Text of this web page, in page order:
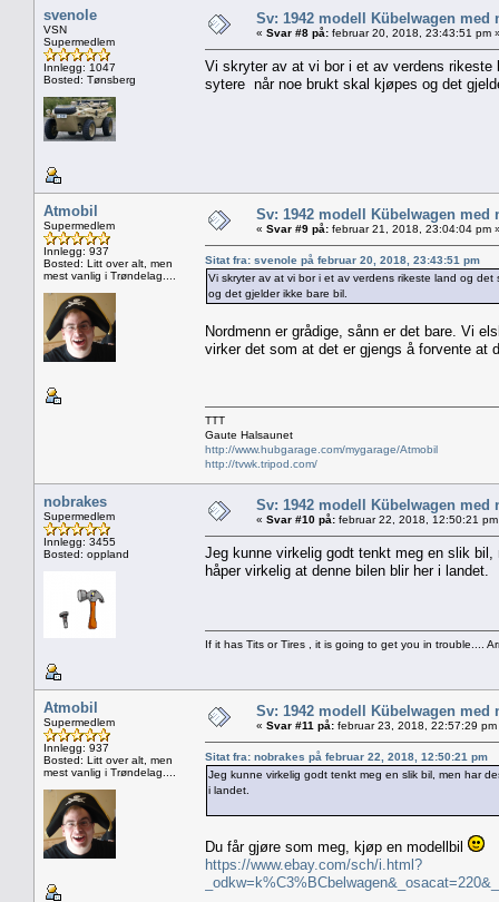
svenole
VSN
Supermedlem
Innlegg: 1047
Bosted: Tønsberg
Sv: 1942 modell Kübelwagen
« Svar #8 på: februar 20, 2018, 23:43:51 pm
Vi skryter av at vi bor i et av verdens rikeste
sytere når noe brukt skal kjøpes og det
Atmobil
Supermedlem
Innlegg: 937
Bosted: Litt over alt, men
mest vanlig i Trøndelag....
Sv: 1942 modell Kübelwagen
« Svar #9 på: februar 21, 2018, 23:04:04 pm
Sitat fra: svenole på februar 20, 2018, 23:43:51 pm
Vi skryter av at vi bor i et av verdens rikeste land og
og det gjelder ikke bare bil.
Nordmenn er grådige, sånn er det bare. Vi
virker det som at det er gjengs å forvente at
TTT
Gaute Halsaunet
http://www.hubgarage.com/mygarage/Atmobil
http://tvwk.tripod.com/
nobrakes
Supermedlem
Innlegg: 3455
Bosted: oppland
Sv: 1942 modell Kübelwagen
« Svar #10 på: februar 22, 2018, 12:50:21
Jeg kunne virkelig godt tenkt meg en slik
håper virkelig at denne bilen blir her i landet.
If it has Tits or Tires , it is going to get you in trouble....
Atmobil
Supermedlem
Innlegg: 937
Bosted: Litt over alt, men
mest vanlig i Trøndelag....
Sv: 1942 modell Kübelwagen
« Svar #11 på: februar 23, 2018, 22:57:29 pm
Sitat fra: nobrakes på februar 22, 2018, 12:50:21 pm
Jeg kunne virkelig godt tenkt meg en slik bil, men har
i landet.
Du får gjøre som meg, kjøp en modellbil
https://www.ebay.com/sch/i.html?